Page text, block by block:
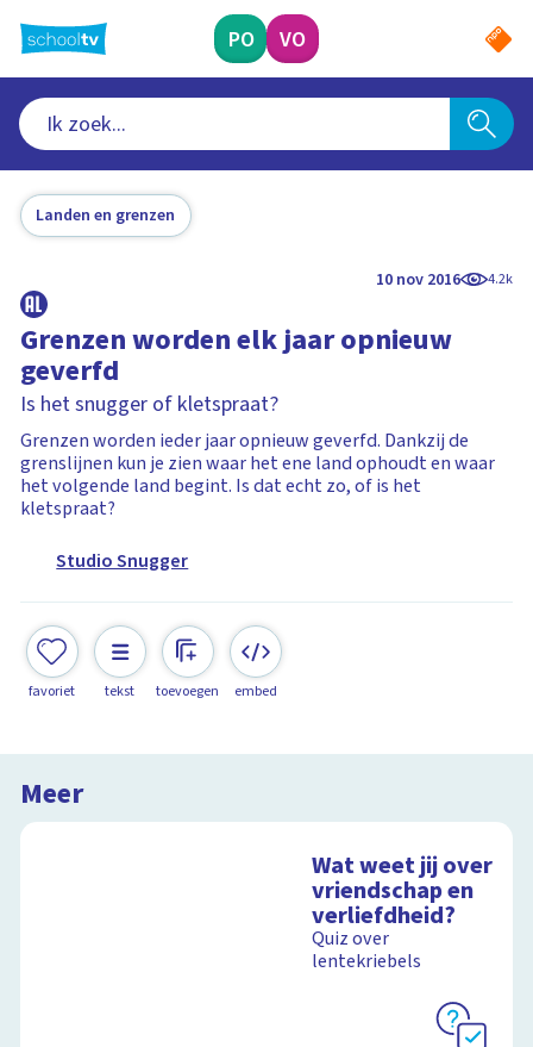
naar
hoofdinhoud
PO VO
Landen en grenzen
10 nov 2016 4.2k
Grenzen worden elk jaar opnieuw
geverfd
Is het snugger of kletspraat?
Grenzen worden ieder jaar opnieuw geverfd. Dankzij de
grenslijnen kun je zien waar het ene land ophoudt en waar
het volgende land begint. Is dat echt zo, of is het
kletspraat?
Studio Snugger
favoriet tekst toevoegen embed
Meer
Wat weet jij over
vriendschap en
verliefdheid?
Quiz over
lentekriebels